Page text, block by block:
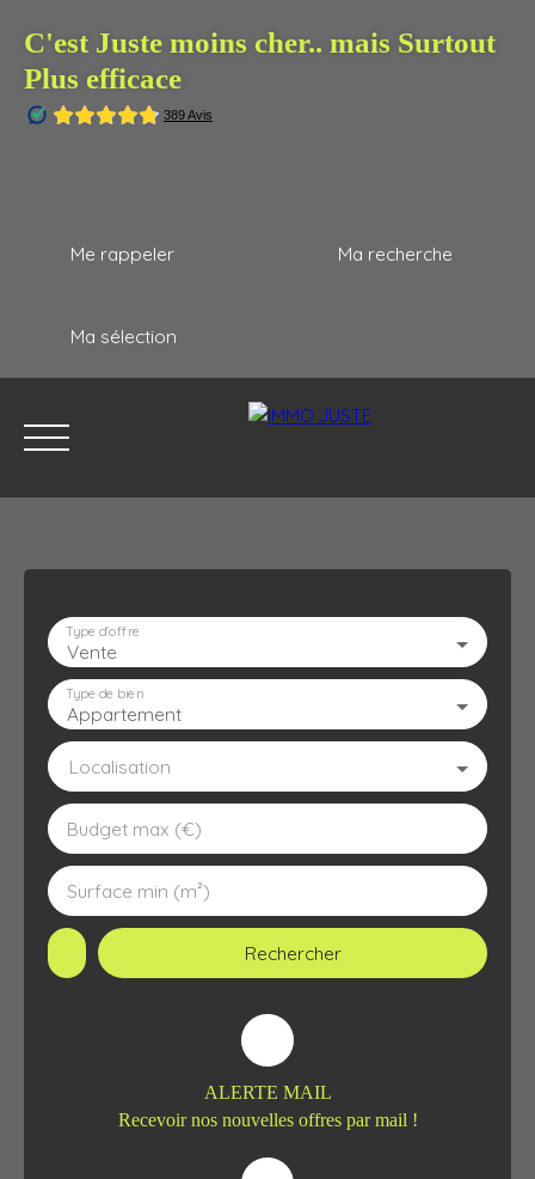
C'est Juste moins cher.. mais Surtout
Plus efficace
Me rappeler Ma recherche
Ma sélection
ACCUEIL ESTIMATION
Vente
Type d'offre
Appartement
Type de bien
Localisation
Budget max (€)
Surface min (m²)
Rechercher
ALERTE MAIL
Recevoir nos nouvelles offres par mail !